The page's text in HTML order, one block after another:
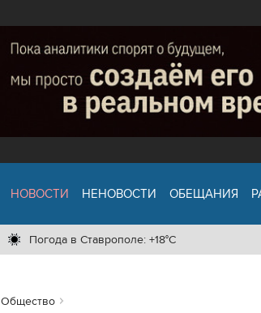
НОВОСТИ НЕНОВОСТИ ОБЕЩАНИЯ
Погода в Ставрополе: +18°C
Общество